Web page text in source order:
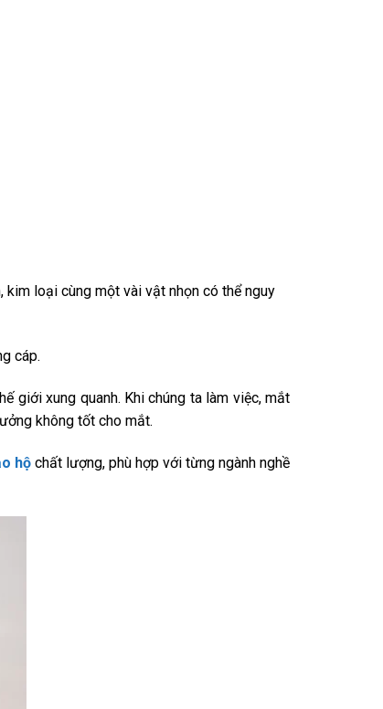
loại cùng một vài vật nhọn có thể nguy
cáp.
giới xung quanh. Khi chúng ta làm việc, mắt
không tốt cho mắt.
hộ chất lượng, phù hợp với từng ngành nghề